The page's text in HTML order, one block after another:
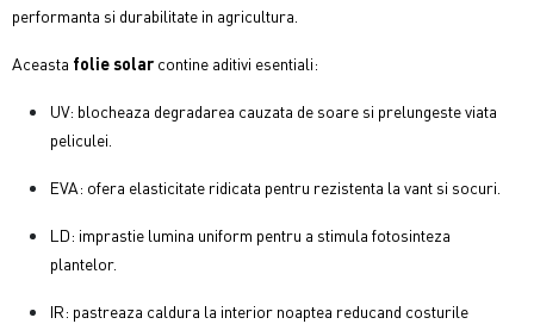
performanta si durabilitate in agricultura.
Aceasta folie solarcontine aditivi esentiali:
UV: blocheaza degradarea cauzata de soare si prelungeste viata
peliculei.
EVA: ofera elasticitate ridicata pentru rezistenta la vant si socuri.
LD: imprastie lumina uniform pentru a stimula fotosinteza
plantelor.
IR: pastreaza caldura la interior noaptea reducand costurile